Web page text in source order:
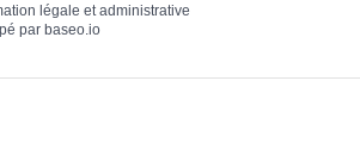
légale et administrative
par baseo.io